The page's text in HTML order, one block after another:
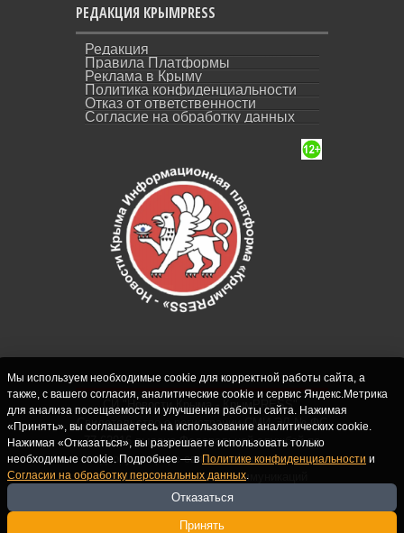
РЕДАКЦИЯ КРЫМPRESS
Редакция
Правила Платформы
Реклама в Крыму
Политика конфиденциальности
Отказ от ответственности
Согласие на обработку данных
СИ "Новости Крыма - КрымPRESS".
Свидетельство о регистрации СМИ ЭЛ № ФС
77-62916 выдано Федеральной службой по
надзору в сфере связи, информационных
технологий и массовых коммуникаций
(Роскомнадзор) 10.09.2015. Учредитель и
главный редактор: Крутских С.М. Почта:
Мы используем необходимые cookie для корректной работы сайта, а
также, с вашего согласия, аналитические cookie и сервис Яндекс.Метрика
для анализа посещаемости и улучшения работы сайта. Нажимая
«Принять», вы соглашаетесь на использование аналитических cookie.
Нажимая «Отказаться», вы разрешаете использовать только
необходимые cookie. Подробнее — в Политике конфиденциальности и
Согласии на обработку персональных данных.
Отказаться
Принять